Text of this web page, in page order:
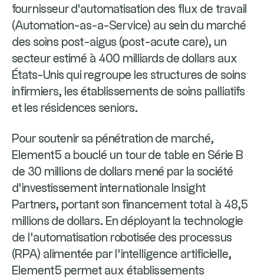
fournisseur d'automatisation des flux de travail
(Automation-as-a-Service) au sein du marché
des soins post-aigus (post-acute care), un
secteur estimé à 400 milliards de dollars aux
États-Unis qui regroupe les structures de soins
infirmiers, les établissements de soins palliatifs
et les résidences seniors.
Pour soutenir sa pénétration de marché,
Element5 a bouclé un tour de table en Série B
de 30 millions de dollars mené par la société
d'investissement internationale Insight
Partners, portant son financement total à 48,5
millions de dollars. En déployant la technologie
de l'automatisation robotisée des processus
(RPA) alimentée par l'intelligence artificielle,
Element5 permet aux établissements